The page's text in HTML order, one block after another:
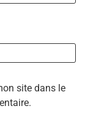
site dans le